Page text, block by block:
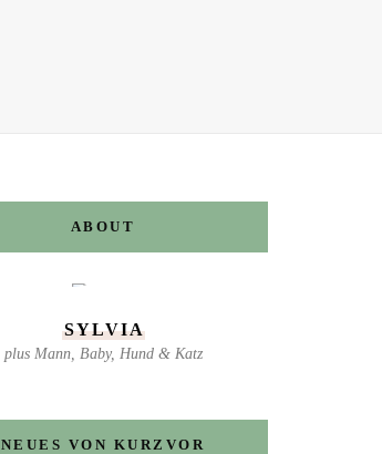
ABOUT
SYLVIA
plus Mann, Baby, Hund & Katz
NEUES VON KURZVOR